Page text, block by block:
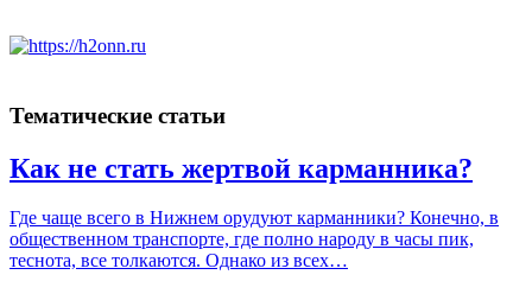
Тематические статьи
Как не стать жертвой карманника?
Где чаще всего в Нижнем орудуют карманники? Конечно, в
общественном транспорте, где полно народу в часы пик,
теснота, все толкаются. Однако из всех…